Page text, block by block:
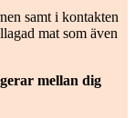
samt i kontakten
mat som även
mellan dig